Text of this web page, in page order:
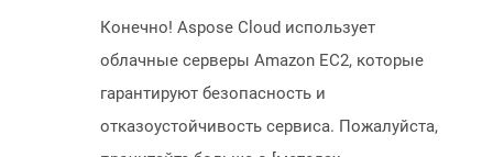
Конечно! Aspose Cloud использует
облачные серверы Amazon EC2, которые
гарантируют безопасность и
отказоустойчивость сервиса. Пожалуйста,